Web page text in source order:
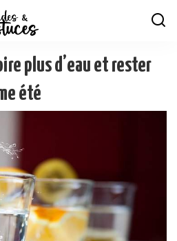
plus d’eau et rester
été